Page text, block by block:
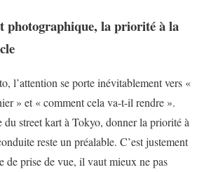
photographique, la priorité à la
l’attention se porte inévitablement vers «
» et « comment cela va-t-il rendre ».
du street kart à Tokyo, donner la priorité à
reste un préalable. C’est justement
de prise de vue, il vaut mieux ne pas